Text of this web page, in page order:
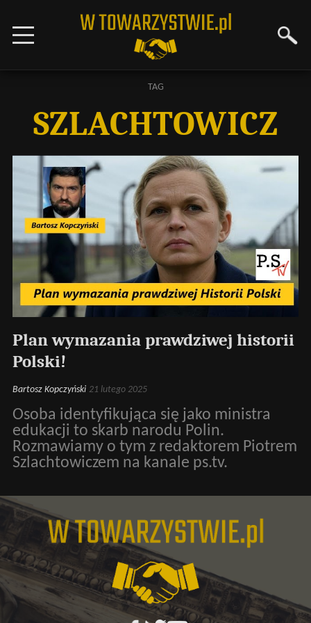
TAG
SZLACHTOWICZ
Plan wymazania prawdziwej historii
Polski!
Bartosz Kopczyński 21 lutego 2025
Osoba identyfikująca się jako ministra
edukacji to skarb narodu Polin.
Rozmawiamy o tym z redaktorem Piotrem
Szlachtowiczem na kanale ps.tv.